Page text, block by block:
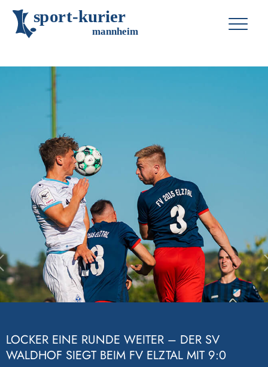
sport-kurier
mannheim
LOCKER EINE RUNDE WEITER – DER SV
WALDHOF SIEGT BEIM FV ELZTAL MIT 9:0